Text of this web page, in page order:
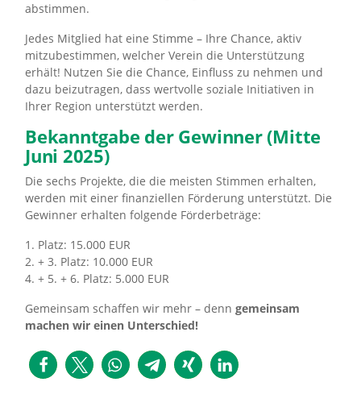
abstimmen.
Jedes Mitglied hat eine Stimme – Ihre Chance, aktiv
mitzubestimmen, welcher Verein die Unterstützung
erhält! Nutzen Sie die Chance, Einfluss zu nehmen und
dazu beizutragen, dass wertvolle soziale Initiativen in
Ihrer Region unterstützt werden.
Bekanntgabe der Gewinner (Mitte
Juni 2025)
Die sechs Projekte, die die meisten Stimmen erhalten,
werden mit einer finanziellen Förderung unterstützt. Die
Gewinner erhalten folgende Förderbeträge:
1. Platz: 15.000 EUR
2. + 3. Platz: 10.000 EUR
4. + 5. + 6. Platz: 5.000 EUR
Gemeinsam schaffen wir mehr – denn gemeinsam
machen wir einen Unterschied!